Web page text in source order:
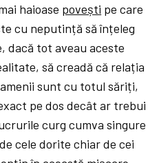
haioase povești pe care
cu neputință să înțeleg
dacă tot aveau aceste
să creadă că relația
sunt cu totul săriți,
pe dos decât ar trebui
curg cumva singure
cele dorite chiar de cei